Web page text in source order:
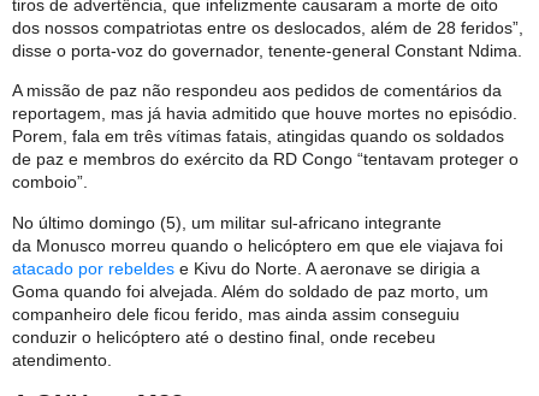
tiros de advertência, que infelizmente causaram a morte de oito
dos nossos compatriotas entre os deslocados, além de 28 feridos”,
disse o porta-voz do governador, tenente-general Constant Ndima.
A missão de paz não respondeu aos pedidos de comentários da
reportagem, mas já havia admitido que houve mortes no episódio.
Porem, fala em três vítimas fatais, atingidas quando os soldados
de paz e membros do exército da RD Congo “tentavam proteger o
comboio”.
No último domingo (5), um militar sul-africano integrante
da Monusco morreu quando o helicóptero em que ele viajava foi
atacado por rebeldes e Kivu do Norte. A aeronave se dirigia a
Goma quando foi alvejada. Além do soldado de paz morto, um
companheiro dele ficou ferido, mas ainda assim conseguiu
conduzir o helicóptero até o destino final, onde recebeu
atendimento.